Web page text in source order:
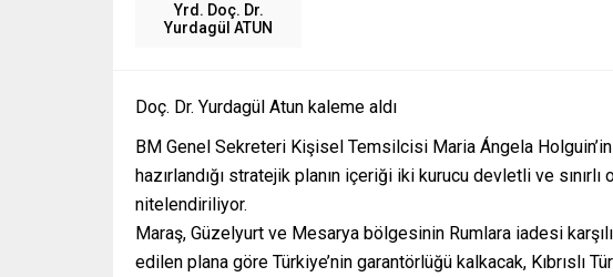
Yrd. Doç. Dr.
Yurdagül ATUN
Doç. Dr. Yurdagül Atun kaleme aldı
BM Genel Sekreteri Kişisel Temsilcisi Maria Ángela
hazırlandığı stratejik planın içeriği iki kurucu devletli ve
nitelendiriliyor.
Maraş, Güzelyurt ve Mesarya bölgesinin Rumlara iadesi
edilen plana göre Türkiye’nin garantörlüğü kalkacak, Kıbrıslı